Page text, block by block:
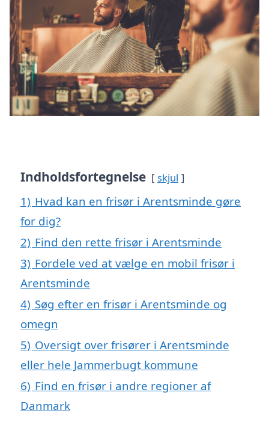
Indholdsfortegnelse skjul
1) Hvad kan en frisør i Arentsminde gøre
for dig?
2) Find den rette frisør i Arentsminde
3) Fordele ved at vælge en mobil frisør i
Arentsminde
4) Søg efter en frisør i Arentsminde og
omegn
5) Oversigt over frisører i Arentsminde
eller hele Jammerbugt kommune
6) Find en frisør i andre regioner af
Danmark